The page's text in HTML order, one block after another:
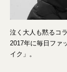
泣く大人も黙るコ
2017年に毎日ファ
イク」。